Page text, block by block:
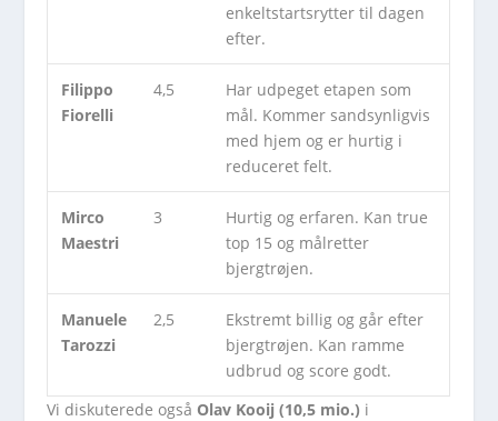
enkeltstartsrytter til dagen
efter.
Filippo
Fiorelli
4,5
Har udpeget etapen som
mål. Kommer sandsynligvis
med hjem og er hurtig i
reduceret felt.
Mirco
Maestri
3
Hurtig og erfaren. Kan true
top 15 og målretter
bjergtrøjen.
Manuele
Tarozzi
2,5
Ekstremt billig og går efter
bjergtrøjen. Kan ramme
udbrud og score godt.
Vi diskuterede også Olav Kooij (10,5 mio.) i